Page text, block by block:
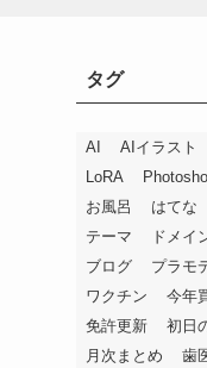
タグ
AI AIイラスト
LoRA
お風呂
はてな
テーマ
ドメイ
ブログ
プラモ
ワクチン
今年
免許更新
初日
月次まとめ
歯